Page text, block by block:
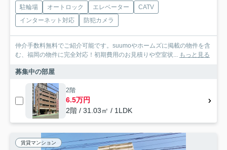
駐輪場 オートロック エレベーター
CATV
インターネット対応
防犯カメラ
仲介手数料無料でご紹介可能です。suumoやホームズに掲載の物件を含
む、福岡の物件に完全対応！初期費用のお見積りや空室状... もっと見る
募集中の部屋
2階
6.5万円
2階 / 31.03㎡ / 1LDK
賃貸マンション